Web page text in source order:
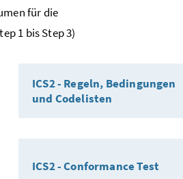
für die
1 bis Step 3)
ICS2 - Regeln, Bedingungen
und Codelisten
ICS2 - Conformance Test